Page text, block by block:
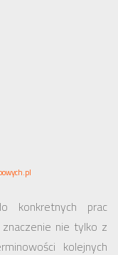
konkretnych prac
nie tylko z
kolejnych